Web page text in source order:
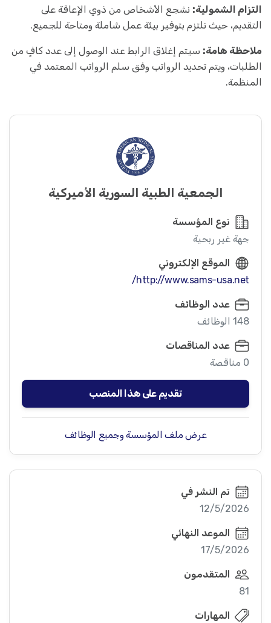
التزام الشمولية: نشجع الأشخاص من ذوي الإعاقة على
التقديم، حيث نلتزم بتوفير بيئة عمل شاملة ومتاحة للجميع.
ملاحظة هامة: سيتم إغلاق الرابط عند الوصول إلى عدد كافٍ من
الطلبات، ويتم تحديد الرواتب وفق سلم الرواتب المعتمد في
المنظمة.
الجمعية الطبية السورية الأميركية
نوع المؤسسة
جهة غير ربحية
الموقع الإلكتروني
http://www.sams-usa.net/
عدد الوظائف
148 الوظائف
عدد المناقصات
0 مناقصة
تقديم على هذا المنصب
عرض ملف المؤسسة وجميع الوظائف
تم النشر في
12/5/2026
الموعد النهائي
17/5/2026
المتقدمون
81
المهارات